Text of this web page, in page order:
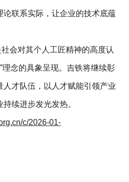
论联系实际，让企业的技术底蕴
理念的具象呈现。吉铁将继续彰
人才队伍，以人才赋能引领产业
续进步发光发热。
c/2026-01-